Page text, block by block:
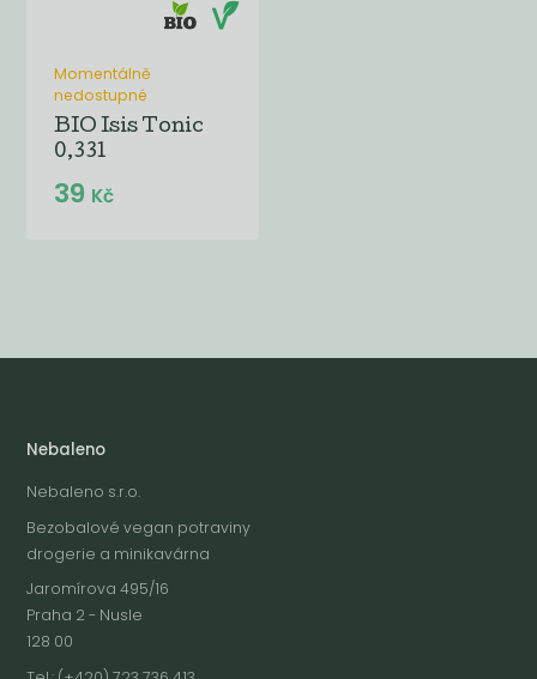
Momentálně
nedostupné
BIO Isis Tonic
0,33l
39 Kč
Nebaleno
Nebaleno s.r.o.
Bezobalové vegan potraviny
drogerie a minikavárna
Jaromírova 495/16
Praha 2 - Nusle
128 00